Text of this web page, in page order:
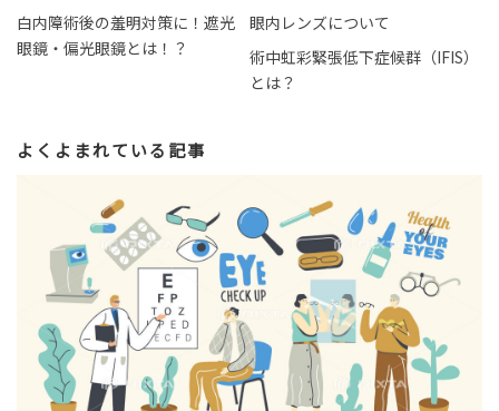
白内障術後の羞明対策に！遮光
眼鏡・偏光眼鏡とは！？
眼内レンズについて
術中虹彩緊張低下症候群（IFIS）
とは？
よくよまれている記事